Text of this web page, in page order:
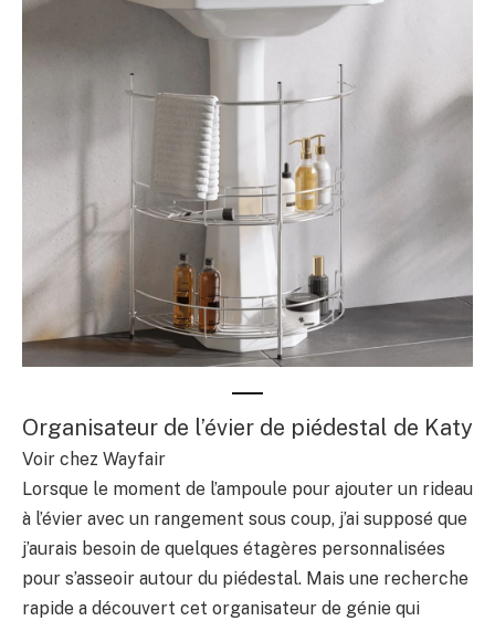
Organisateur de l’évier de piédestal de Katy
Voir chez Wayfair
Lorsque le moment de l’ampoule pour ajouter un rideau
à l’évier avec un rangement sous coup, j’ai supposé que
j’aurais besoin de quelques étagères personnalisées
pour s’asseoir autour du piédestal. Mais une recherche
rapide a découvert cet organisateur de génie qui